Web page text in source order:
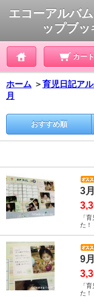
エコーアルバ
ップブ
カート
ホーム ＞育児日記ア
月
おすすめ順
3
「
た！
9
「
た！